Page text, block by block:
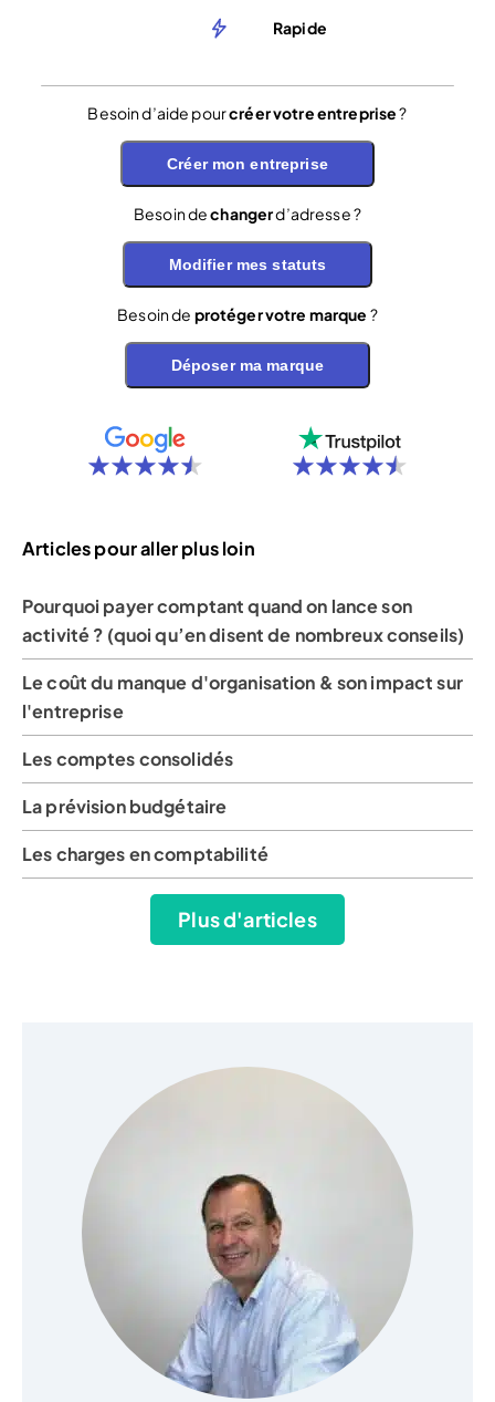
Rapide
Besoin d’aide pourcréer votre entreprise?
Créer mon entreprise
Besoin dechangerd’adresse ?
Modifier mes statuts
Besoin de protéger votre marque ?
Déposer ma marque
Articles pour aller plus loin
Pourquoi payer comptant quand on lance son
activité ? (quoi qu’en disent de nombreux conseils)
Le coût du manque d'organisation & son impact sur
l'entreprise
Les comptes consolidés
La prévision budgétaire
Les charges en comptabilité
Plus d'articles